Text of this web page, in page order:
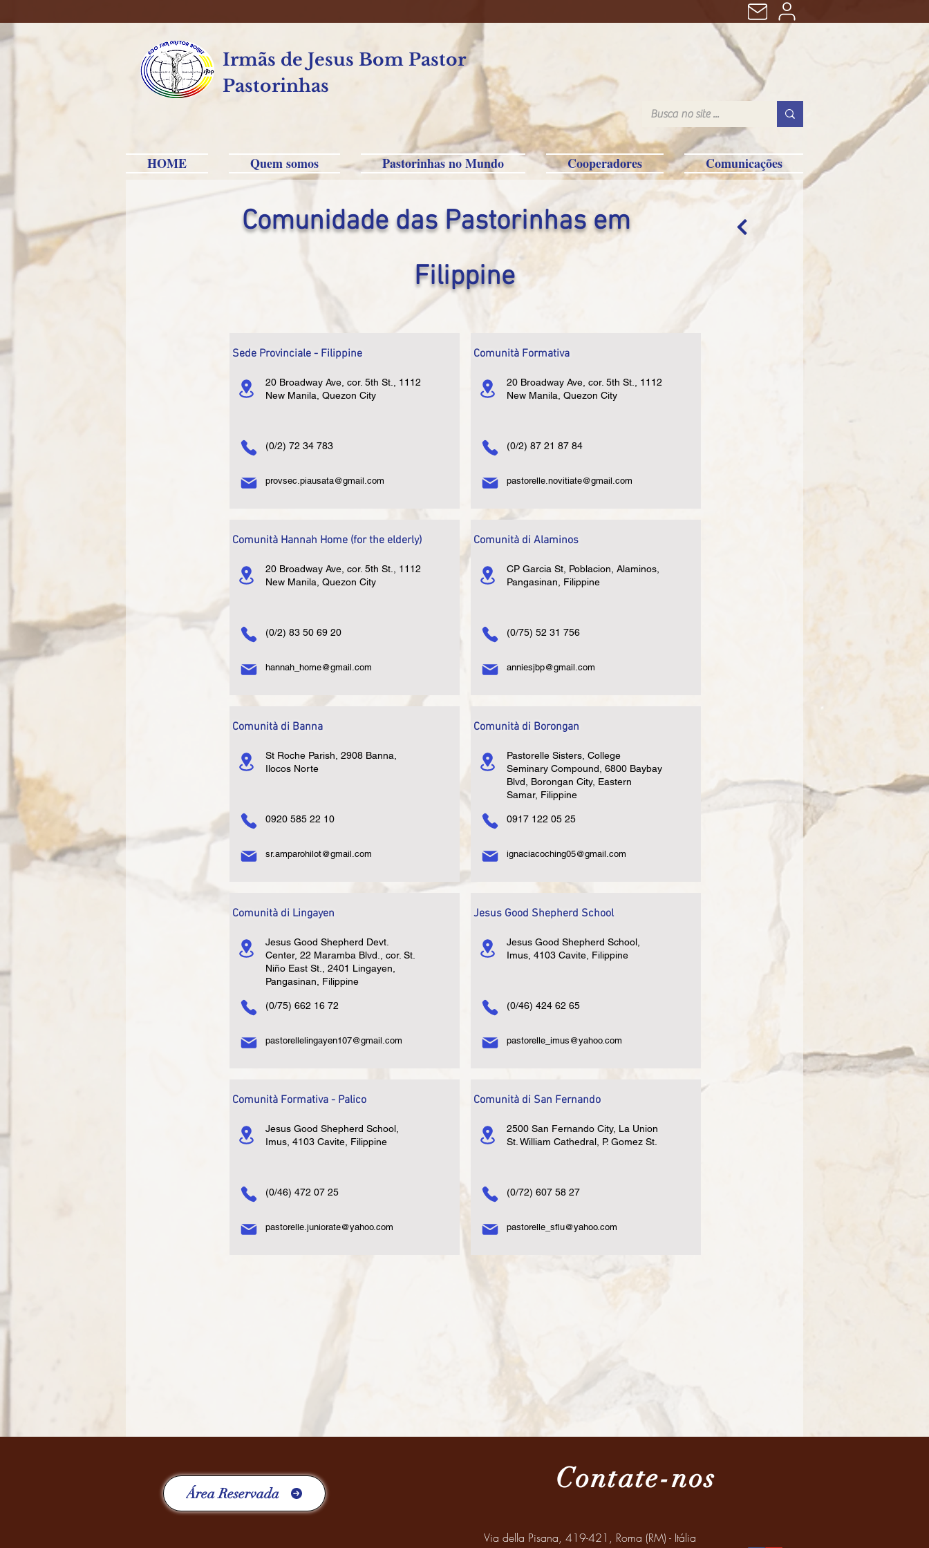
Irmãs de Jesus Bom Pastor
Pastorinhas
HOME Quem somos Pastorinhas no Mundo Cooperadores Comunicações
Comunidade das Pastorinhas em
Filippine
Sede Provinciale - Filippine
20 Broadway Ave, cor. 5th St., 1112
New Manila, Quezon City
(0/2) 72 34 783
provsec.piausata@gmail.com
Comunità Hannah Home (for the elderly)
20 Broadway Ave, cor. 5th St., 1112
New Manila, Quezon City
(0/2) 83 50 69 20
hannah_home@gmail.com
Comunità di Banna
St Roche Parish, 2908 Banna,
Ilocos Norte
0920 585 22 10
sr.amparohilot@gmail.com
Comunità di Lingayen
Jesus Good Shepherd Devt.
Center, 22 Maramba Blvd., cor. St.
Niño East St., 2401 Lingayen,
Pangasinan, Filippine
(0/75) 662 16 72
pastorellelingayen107@gmail.com
Comunità Formativa - Palico
Jesus Good Shepherd School,
Imus, 4103 Cavite, Filippine
(0/46) 472 07 25
pastorelle.juniorate@yahoo.com
Comunità Formativa
20 Broadway Ave, cor. 5th St., 1112
New Manila, Quezon City
(0/2) 87 21 87 84
pastorelle.novitiate@gmail.com
Comunità di Alaminos
CP Garcia St, Poblacion, Alaminos,
Pangasinan, Filippine
(0/75) 52 31 756
anniesjbp@gmail.com
Comunità di Borongan
Pastorelle Sisters, College
Seminary Compound, 6800 Baybay
Blvd, Borongan City, Eastern
Samar, Filippine
0917 122 05 25
ignaciacoching05@gmail.com
Jesus Good Shepherd School
Jesus Good Shepherd School,
Imus, 4103 Cavite, Filippine
(0/46) 424 62 65
pastorelle_imus@yahoo.com
Comunità di San Fernando
2500 San Fernando City, La Union
St. William Cathedral, P. Gomez St.
(0/72) 607 58 27
pastorelle_sflu@yahoo.com
Área Reservada Contate-nos
Via della Pisana, 419-421, Roma (RM) - Itália